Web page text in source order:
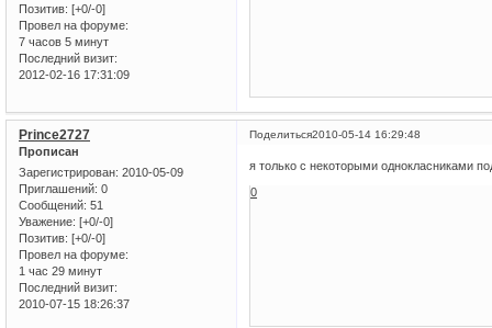
Позитив: [+0/-0]
Провел на форуме:
7 часов 5 минут
Последний визит:
2012-02-16 17:31:09
Поделиться2010-05-14 16:29:48
Prince2727
Прописан
Зарегистрирован: 2010-05-09
Приглашений: 0
Сообщений: 51
Уважение: [+0/-0]
Позитив: [+0/-0]
Провел на форуме:
1 час 29 минут
Последний визит:
2010-07-15 18:26:37
я только с некоторыми однокласниками
0